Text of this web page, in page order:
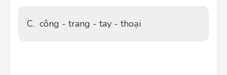
C. công - trang - tay - thoại